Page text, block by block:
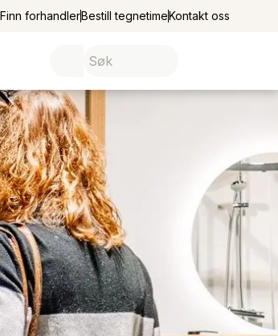
Finn forhandlerBestill tegnetimeKontakt oss